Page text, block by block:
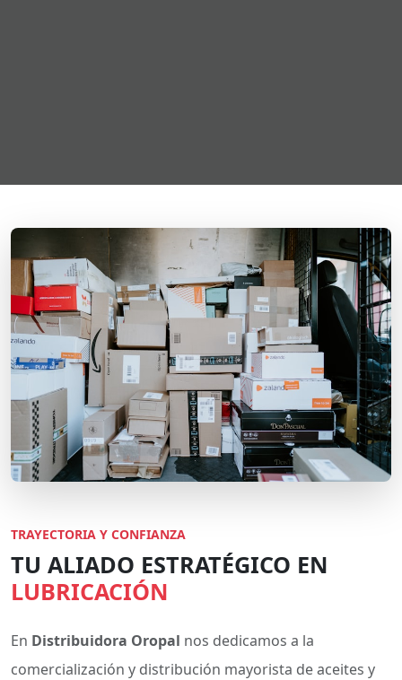
TRAYECTORIA Y CONFIANZA
TU ALIADO ESTRATÉGICO EN
LUBRICACIÓN
En Distribuidora Oropal nos dedicamos a la
comercialización y distribución mayorista de aceites y